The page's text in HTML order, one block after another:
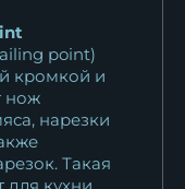
point)
кромкой и
нож
нарезки
Такая